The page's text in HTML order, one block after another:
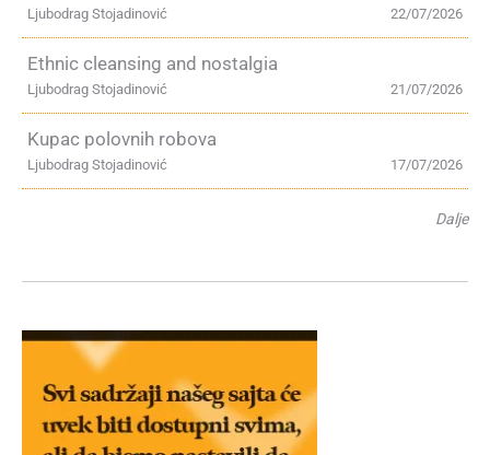
22/07/2026
Ljubodrag Stojadinović
Ethnic cleansing and nostalgia
21/07/2026
Ljubodrag Stojadinović
Kupac polovnih robova
17/07/2026
Ljubodrag Stojadinović
Dalje